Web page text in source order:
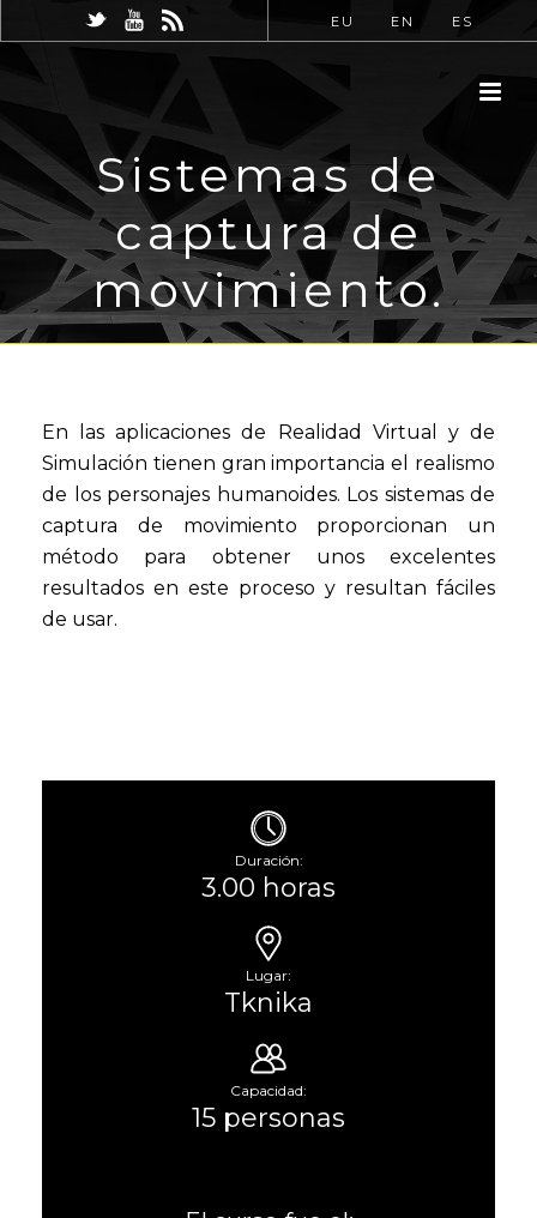
EU EN ES
Sistemas de
captura de
movimiento.
En las aplicaciones de Realidad Virtual y de
Simulación tienen gran importancia el realismo
de los personajes humanoides. Los sistemas de
captura de movimiento proporcionan un
método para obtener unos excelentes
resultados en este proceso y resultan fáciles
de usar.
Duración:
3.00 horas
Lugar:
Tknika
Capacidad:
15 personas